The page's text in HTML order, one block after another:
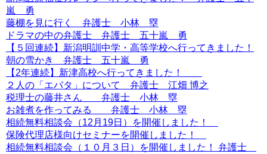
嵐 勇
藤棚を見に行く 弁護士 小林 塁
ドラマの中の弁護士 弁護士 五十嵐 勇
【５回連続】新潟明訓中学・高等学校へ行ってきました！
朝の雪かき 弁護士 五十嵐 勇
【2年連続】新津高校へ行ってきました！
２人の「エバタ」について 弁護士 江畑 博之
税理士の藤井さん 弁護士 小林 塁
お雑煮を作ってみる 弁護士 小林 塁
相続無料相談会（12月19日）を開催しました！
保険代理店様向けセミナーを開催しました！
相続無料相談会（１０月３日）を開催しました！ 弁護士